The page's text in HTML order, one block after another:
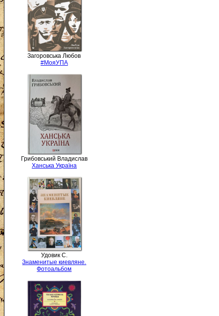
Загоровська Любов
#МояУПА
Грибовський Владислав
Ханська Україна
Удовик С.
Знаменитые киевляне.
Фотоальбом